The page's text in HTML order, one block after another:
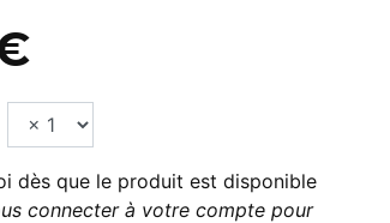
dès que le produit est disponible
connecter à votre compte pour